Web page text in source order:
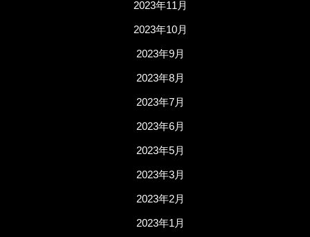
2023年11月
2023年10月
2023年9月
2023年8月
2023年7月
2023年6月
2023年5月
2023年3月
2023年2月
2023年1月